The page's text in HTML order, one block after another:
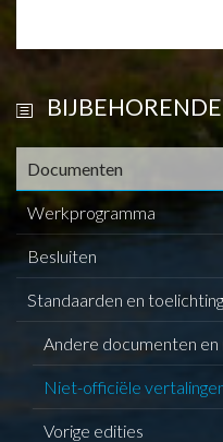
Documenten
Werkprogramma
Besluiten
Standaarden en
Andere documenten
Niet-officiële
Vorige edities